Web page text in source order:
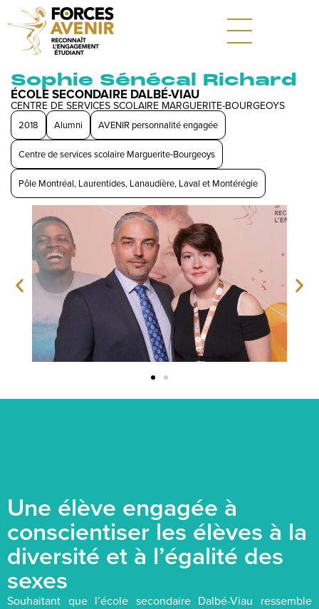
Sophie Sénécal Richard
ÉCOLE SECONDAIRE DALBÉ-VIAU
CENTRE DE SERVICES SCOLAIRE MARGUERITE-BOURGEOYS
2018 Alumni AVENIR personnalité engagée
Centre de services scolaire Marguerite-Bourgeoys
Pôle Montréal, Laurentides, Lanaudière, Laval et Montérégie
Une élève engagée à
conscientiser les élèves à la
diversité et à l’égalité des
sexes
Souhaitant que l’école secondaire Dalbé-Viau ressemble